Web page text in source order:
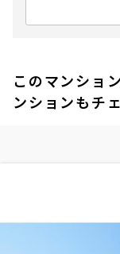
このマンショ
ンションもチ